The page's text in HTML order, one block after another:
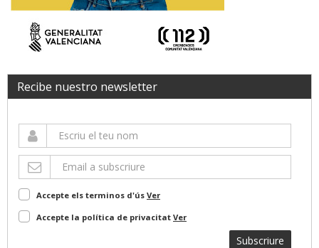
Recibe nuestro newsletter
Accepte els terminos d'ús Ver
Accepte la política de privacitat Ver
Subscriure